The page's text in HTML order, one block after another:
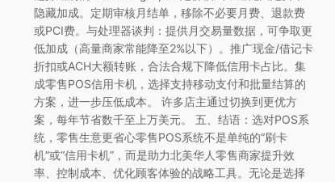
隐藏加成。定期审核月结单，移除不必要月费、退款费
或PCI费。与处理器谈判：提供月交易量数据，可争取更
低加成（高量商家常能降至2%以下）。推广现金/借记卡
折扣或ACH大额转账，合法合规下降低信用卡占比。集
成零售POS信用卡机，选择支持移动支付和批量结算的
方案，进一步压低成本。 许多店主通过切换到更优方
案，每年节省数千至上万美元。 五、结语：选对POS系
统，零售生意更省心零售POS系统不是单纯的“刷卡
机”或“信用卡机”，而是助力北美华人零售商家提升效
率、控制成本、优化顾客体验的战略工具。无论是选择